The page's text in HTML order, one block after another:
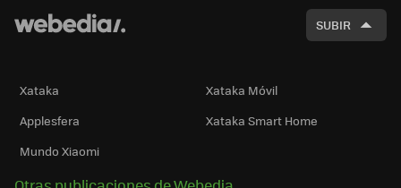
SUBIR
Xataka
Xataka Móvil
Applesfera
Xataka Smart Home
Mundo Xiaomi